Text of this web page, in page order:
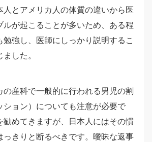
人とアメリカ人の体質の違いから医
ルが起こることが多いため、ある程
勉強し、医師にしっかり説明するこ
した。
の産科で一般的に行われる男児の割
ション）についても注意が必要で
勧めてきますが、日本人にはその慣
っきりと断るべきです。曖昧な返事